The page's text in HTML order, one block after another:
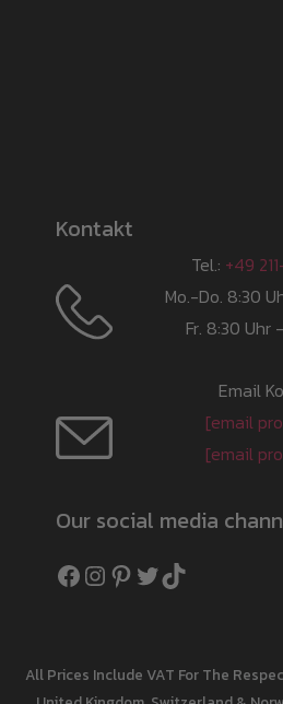
Kontakt
Tel.: +49
Mo.-Do. 8:30
Fr. 8:30 Uhr
Email
[email
[email
Our social media
Facebook
Instagram
Pinterest
Twitter
TikTok
All Prices Include VAT For The